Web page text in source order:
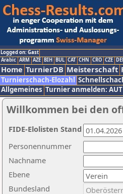
Logged on: Gast
Arabic ARM AZE BIH BUL CAT CHN CRO CZE
Home TurnierDB Meisterschaft
Turnierschach-Elozahl
Allgemeines Turnier anmelden: AUT
Willkommen bei den
Nachname
Ebene
Personennummer
Bundesland
FIDE-Elolisten Stand